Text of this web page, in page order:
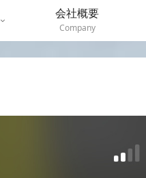
会社概要
Company